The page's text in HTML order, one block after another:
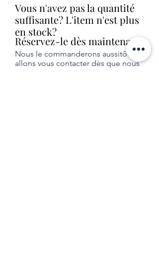
Vous n'avez pas la quantité
suffisante? L'item n'est plus
en stock?
Réservez-le dès maintenant!
Nous le commanderons aussitôt et
allons vous contacter dès que nous